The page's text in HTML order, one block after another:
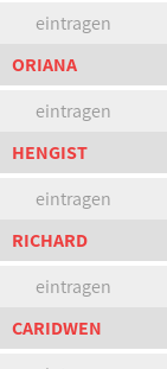
eintragen
ORIANA
eintragen
HENGIST
eintragen
RICHARD
eintragen
CARIDWEN